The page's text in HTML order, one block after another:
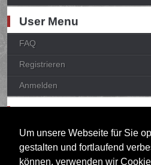
Um unsere Webseite für Sie
gestalten und fortlaufend
können, verwenden wir
User Menu
FAQ
Registrieren
Anmelden